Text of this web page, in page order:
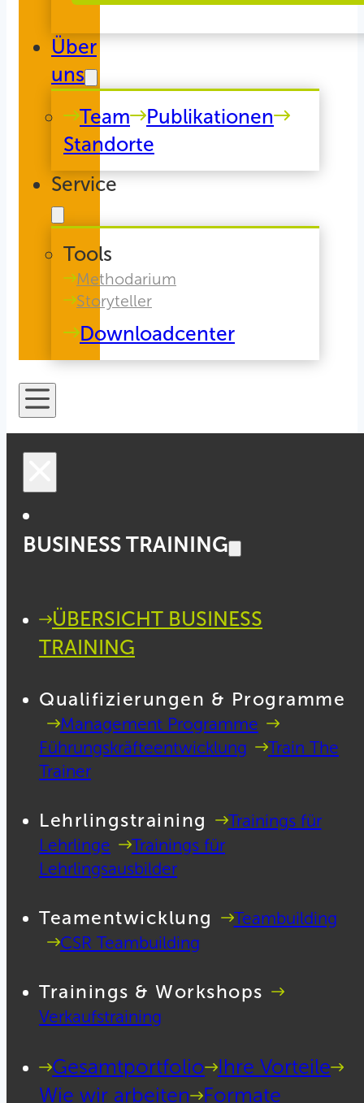
Über
uns
Team
Publikationen
Standorte
Service
Tools
Methodarium
Storyteller
Downloadcenter
BUSINESS TRAINING
ÜBERSICHT BUSINESS
TRAINING
Qualifizierungen & Programme
Management Programme
Führungskräfteentwicklung
Train The
Trainer
Lehrlingstraining
Trainings für
Lehrlinge
Trainings für
Lehrlingsausbilder
Teamentwicklung
Teambuilding
CSR Teambuilding
Trainings & Workshops
Verkaufstraining
Gesamtportfolio
Ihre Vorteile
Wie wir arbeiten
Formate